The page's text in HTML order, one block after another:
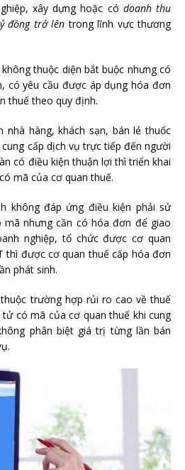
xây dựng hoặc có doanh thu
đồng trở lên trong lĩnh vực thương
thuộc diện bắt buộc nhưng có
có yêu cầu được áp dụng hóa đơn
thuế theo quy định.
nhà hàng, khách sạn, bán lẻ thuốc
cấp dịch vụ trực tiếp đến người
có điều kiện thuận lợi thì triển khai
mã của cơ quan thuế.
không đáp ứng điều kiện phải sử
nhưng cần có hóa đơn để giao
nghiệp, tổ chức được cơ quan
thì được cơ quan thuế cấp hóa đơn
phát sinh.
trường hợp rủi ro cao về thuế
có mã của cơ quan thuế khi cung
phân biệt giá trị từng lần bán